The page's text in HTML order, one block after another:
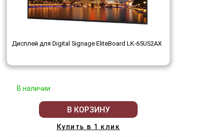
Дисплей для Digital Signage EliteBoard LK-65US2AX
В наличии
В КОРЗИНУ
Купить в 1 клик